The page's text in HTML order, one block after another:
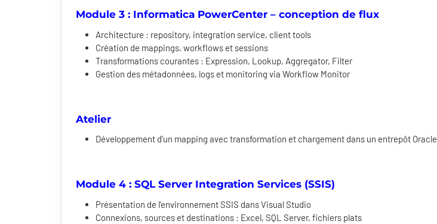
Module 3 : Informatica PowerCenter – conception de flux
Architecture : repository, integration service, client tools
Création de mappings, workflows et sessions
Transformations courantes : Expression, Lookup, Aggregator, Filter
Gestion des métadonnées, logs et monitoring via Workflow Monitor
Atelier
Développement d'un mapping avec transformation et chargement dans un entrepôt Oracle
Module 4 : SQL Server Integration Services (SSIS)
Présentation de l'environnement SSIS dans Visual Studio
Connexions, sources et destinations : Excel, SQL Server, fichiers plats